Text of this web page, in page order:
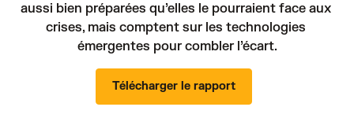
aussi bien préparées qu’elles le pourraient face aux
crises, mais comptent sur les technologies
émergentes pour combler l’écart.
Télécharger le rapport